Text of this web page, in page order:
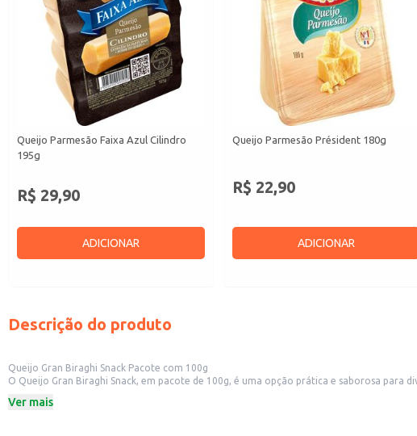
Queijo Parmesão Faixa Azul Cilindro
195g
R$ 29,90
ADICIONAR
Queijo Parmesão Président 180g
R$ 22,90
ADICIONAR
Descrição do produto
Queijo Gran Biraghi Snack Pacote com 100g
O Queijo Gran Biraghi Snack, em pacote de 100g, é uma opção prática e saborosa para diversas ocasiões. Sua porção individual facilita o consumo e o transporte, sendo ideal para consumo
qualidade.
Ver mais